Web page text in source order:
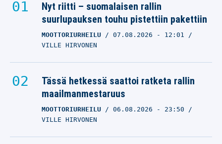
Nyt riitti – suomalaisen rallin
suurlupauksen touhu pistettiin pakettiin
MOOTTORIURHEILU 07.08.2026 - 12:01
VILLE HIRVONEN
Tässä hetkessä saattoi ratketa rallin
maailmanmestaruus
MOOTTORIURHEILU 06.08.2026 - 23:50
VILLE HIRVONEN